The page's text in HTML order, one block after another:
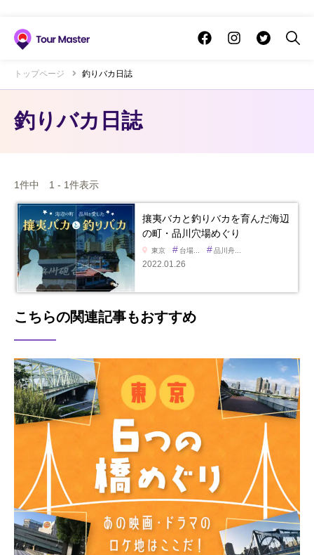
トップページ 釣りバカ日誌
釣りバカ日誌
1件中 1 - 1件表示
攘夷バカと釣りバカを育んだ海辺
の町・品川穴場めぐり
東京 # 台場... #品川舟...
2022.01.26
こちらの関連記事もおすすめ